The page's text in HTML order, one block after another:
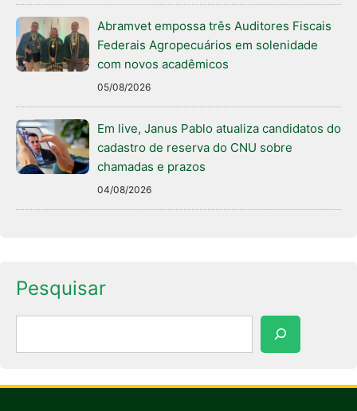
Abramvet empossa três Auditores Fiscais
Federais Agropecuários em solenidade
com novos acadêmicos
05/08/2026
Em live, Janus Pablo atualiza candidatos do
cadastro de reserva do CNU sobre
chamadas e prazos
04/08/2026
Pesquisar